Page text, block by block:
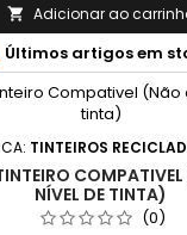
apenas tinteiros
Para utilizar
ou...
 Adicionar ao
Últimos artigos em
TINTEIROS
NÍVEL DE TINTA)
(0)